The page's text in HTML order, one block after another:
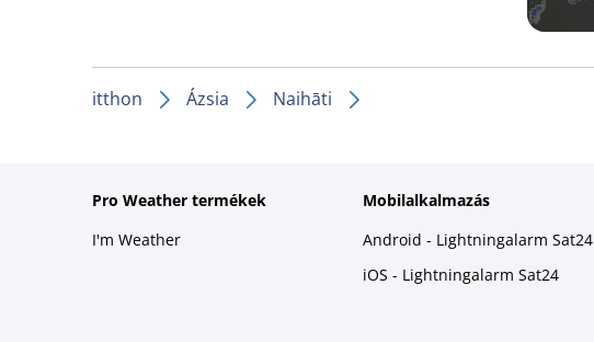
itthon Ázsia Naihāti
Pro Weather termékek
I'm Weather
Mobilalkalmazás
Android - Lightningalarm Sat24
iOS - Lightningalarm Sat24